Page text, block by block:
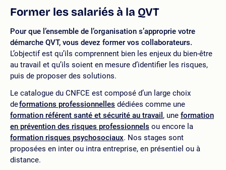
Former les salariés à la QVT
Pour que l’ensemble de l’organisation s’approprie votre
démarche QVT, vous devez former vos collaborateurs.
L’objectif est qu’ils comprennent bien les enjeux du bien-être
au travail et qu’ils soient en mesure d’identifier les risques,
puis de proposer des solutions.
Le catalogue du CNFCE est composé d’un large choix
deformations professionnelles dédiées comme une
formation référent santé et sécurité au travail , une formation
en prévention des risques professionnels ou encore la
formation risques psychosociaux. Nos stages sont
proposées en inter ou intra entreprise, en présentiel ou à
distance.